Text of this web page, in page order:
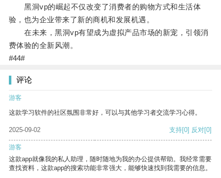
黑洞vp的崛起不仅改变了消费者的购物方式和生活体
验，也为企业带来了新的商机和发展机遇。
在未来，黑洞vp有望成为虚拟产品市场的新宠，引领消
费体验的全新风潮。
#44#
评论
游客
这款学习软件的社区氛围非常好，可以与其他学习者交流学习心得。
2025-09-02 支持[0] 反对[0]
游客
这款app就像我的私人助理，随时随地为我的办公提供帮助。我经常需要
查找资料，这款app的搜索功能非常强大，能够快速找到我需要的信息。